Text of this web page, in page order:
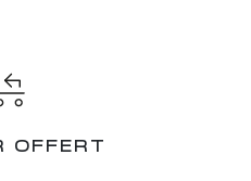
OFFERT